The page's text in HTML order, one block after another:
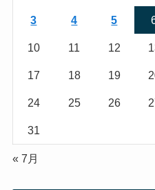
3 4 5
10 11 12
17 18 19
24 25 26
31
« 7月